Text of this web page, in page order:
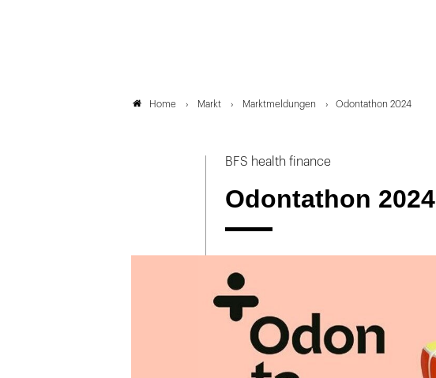
Home Markt Marktmeldungen Odontathon 2024
BFS health finance
Odontathon 2024